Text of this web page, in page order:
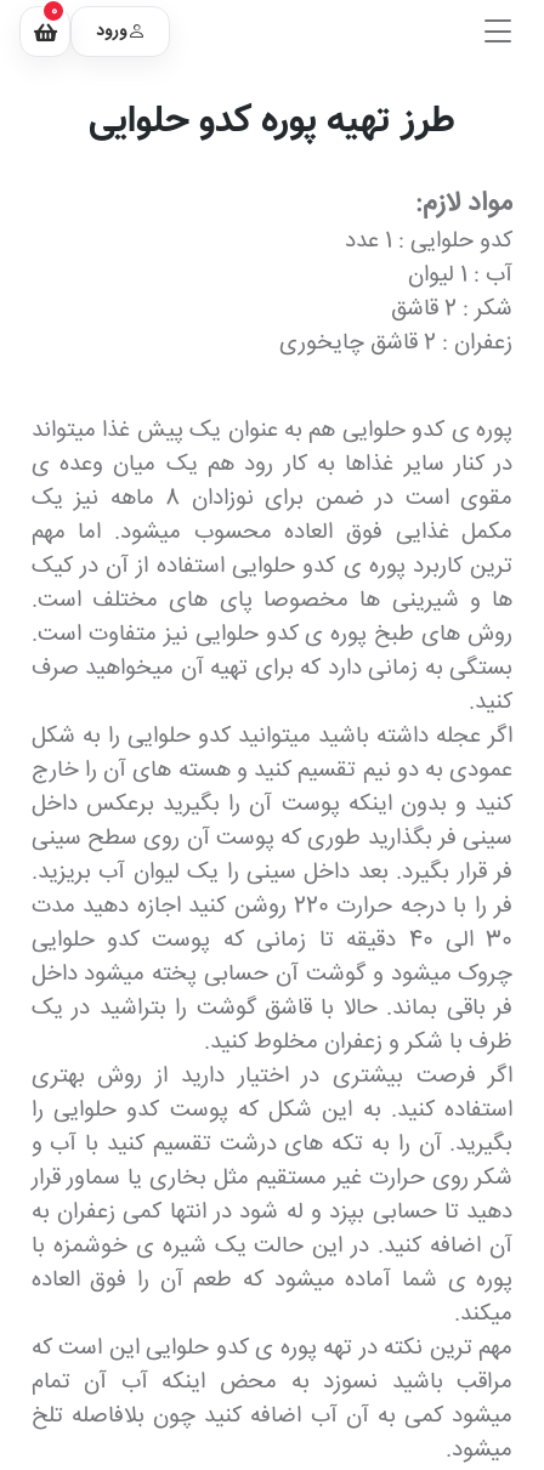
ورود
0
طرز تهیه پوره کدو حلوایی
مواد لازم:
کدو حلوایی : 1 عدد
آب : 1 لیوان
شکر : 2 قاشق
زعفران : 2 قاشق چایخوری
پوره ی کدو حلوایی هم به عنوان یک پیش غذا میتواند
در کنار سایر غذاها به کار رود هم یک میان وعده ی
مقوی است در ضمن برای نوزادان 8 ماهه نیز یک
مکمل غذایی فوق العاده محسوب میشود. اما مهم
ترین کاربرد پوره ی کدو حلوایی استفاده از آن در کیک
ها و شیرینی ها مخصوصا پای های مختلف است.
روش های طبخ پوره ی کدو حلوایی نیز متفاوت است.
بستگی به زمانی دارد که برای تهیه آن میخواهید صرف
کنید.
اگر عجله داشته باشید میتوانید کدو حلوایی را به شکل
عمودی به دو نیم تقسیم کنید و هسته های آن را خارج
کنید و بدون اینکه پوست آن را بگیرید برعکس داخل
سینی فر بگذارید طوری که پوست آن روی سطح سینی
فر قرار بگیرد. بعد داخل سینی را یک لیوان آب بریزید.
فر را با درجه حرارت 220 روشن کنید اجازه دهید مدت
30 الی 40 دقیقه تا زمانی که پوست کدو حلوایی
چروک میشود و گوشت آن حسابی پخته میشود داخل
فر باقی بماند. حالا با قاشق گوشت را بتراشید در یک
ظرف با شکر و زعفران مخلوط کنید.
اگر فرصت بیشتری در اختیار دارید از روش بهتری
استفاده کنید. به این شکل که پوست کدو حلوایی را
بگیرید. آن را به تکه های درشت تقسیم کنید با آب و
شکر روی حرارت غیر مستقیم مثل بخاری یا سماور قرار
دهید تا حسابی بپزد و له شود در انتها کمی زعفران به
آن اضافه کنید. در این حالت یک شیره ی خوشمزه با
پوره ی شما آماده میشود که طعم آن را فوق العاده
میکند.
مهم ترین نکته در تهه پوره ی کدو حلوایی این است که
مراقب باشید نسوزد به محض اینکه آب آن تمام
میشود کمی به آن آب اضافه کنید چون بلافاصله تلخ
میشود.